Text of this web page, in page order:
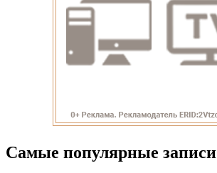
Самые популярные записи